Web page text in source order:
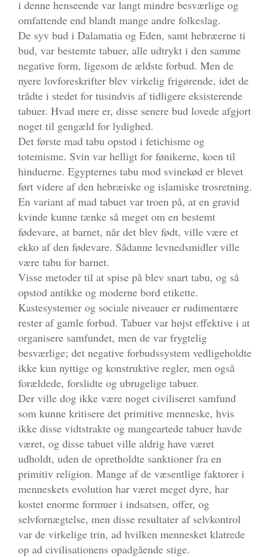
i denne henseende var langt mindre besværlige og
omfattende end blandt mange andre folkeslag.
De syv bud i Dalamatia og Eden, samt hebræerne ti
bud, var bestemte tabuer, alle udtrykt i den samme
negative form, ligesom de ældste forbud. Men de
nyere lovforeskrifter blev virkelig frigørende, idet de
trådte i stedet for tusindvis af tidligere eksisterende
tabuer. Hvad mere er, disse senere bud lovede afgjort
noget til gengæld for lydighed.
Det første mad tabu opstod i fetichisme og
totemisme. Svin var helligt for fønikerne, koen til
hinduerne. Egypternes tabu mod svinekød er blevet
ført videre af den hebræiske og islamiske trosretning.
En variant af mad tabuet var troen på, at en gravid
kvinde kunne tænke så meget om en bestemt
fødevare, at barnet, når det blev født, ville være et
ekko af den fødevare. Sådanne levnedsmidler ville
være tabu for barnet.
Visse metoder til at spise på blev snart tabu, og så
opstod antikke og moderne bord etikette.
Kastesystemer og sociale niveauer er rudimentære
rester af gamle forbud. Tabuer var højst effektive i at
organisere samfundet, men de var frygtelig
besværlige; det negative forbudssystem vedligeholdte
ikke kun nyttige og konstruktive regler, men også
forældede, forslidte og ubrugelige tabuer.
Der ville dog ikke være noget civiliseret samfund
som kunne kritisere det primitive menneske, hvis
ikke disse vidtstrakte og mangeartede tabuer havde
været, og disse tabuet ville aldrig have været
udholdt, uden de opretholdte sanktioner fra en
primitiv religion. Mange af de væsentlige faktorer i
menneskets evolution har været meget dyre, har
kostet enorme formuer i indsatsen, offer, og
selvfornægtelse, men disse resultater af selvkontrol
var de virkelige trin, ad hvilken mennesket klatrede
op ad civilisationens opadgående stige.